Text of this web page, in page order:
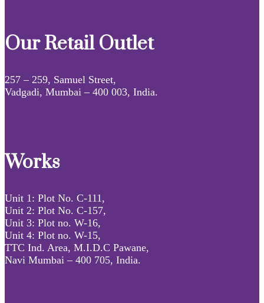
Our Retail Outlet
257 – 259, Samuel Street,
Vadgadi, Mumbai – 400 003, India.
Works
Unit 1: Plot No. C-111,
Unit 2: Plot No. C-157,
Unit 3: Plot no. W-16,
Unit 4: Plot no. W-15,
TTC Ind. Area, M.I.D.C Pawane,
Navi Mumbai – 400 705, India.